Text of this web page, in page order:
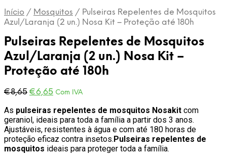
Início / Mosquitos / Pulseiras Repelentes de Mosquitos
Azul/Laranja (2 un.) Nosa Kit – Proteção até 180h
Pulseiras Repelentes de Mosquitos
Azul/Laranja (2 un.) Nosa Kit –
Proteção até 180h
€8,65 O
original
era:
€8,65.
€6,65 O
atual
é:
€6,65.
Com IVA
As pulseiras repelentes de mosquitos Nosakit com
geraniol, ideais para toda a família a partir dos 3 anos.
Ajustáveis, resistentes à água e com até 180 horas de
proteção eficaz contra insetos. Pulseiras repelentes de
mosquitos ideais para proteger toda a família.